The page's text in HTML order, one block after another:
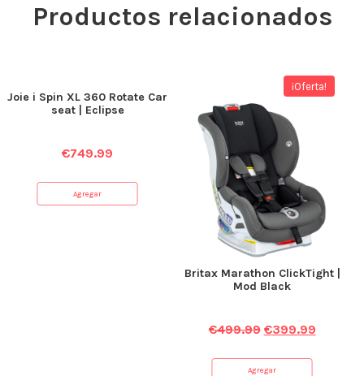
Productos relacionados
Joie i Spin XL 360 Rotate Car
seat | Eclipse
€749.99
Agregar
¡Oferta!
Britax Marathon ClickTight |
Mod Black
€499.99 €399.99
Agregar